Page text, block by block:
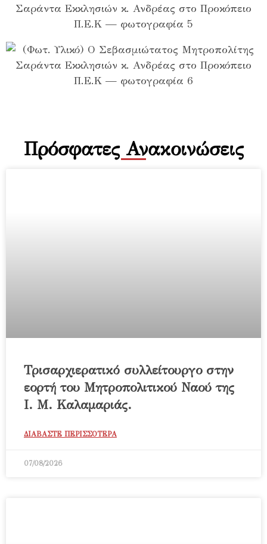
Πρόσφατες Ανακοινώσεις
Τρισαρχιερατικό συλλείτουργο στην
εορτή του Μητροπολιτικού Ναού της
Ι. Μ. Καλαμαριάς.
ΔΙΑΒΑΣΤΕ ΠΕΡΙΣΣΟΤΕΡΑ
07/08/2026